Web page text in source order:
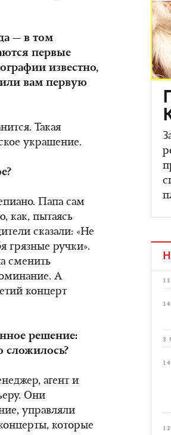
— в том
первые
известно,
вам первую
Такая
украшение.
Папа сам
как, пытаясь
сказали: «Не
грязные ручки».
сменить
А
концерт
решение:
сложилось?
агент и
Они
управляли
которые
3